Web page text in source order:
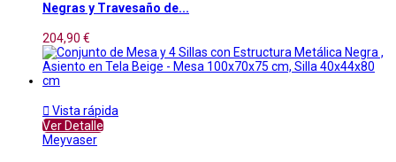
Negras y Travesaño de...
204,90 €
 Vista rápida
Ver Detalle
Meyvaser